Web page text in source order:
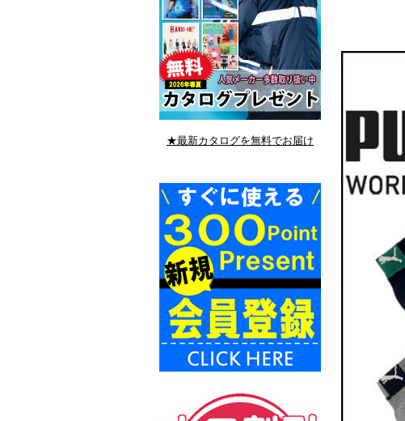
★最新カタログを無料でお届け